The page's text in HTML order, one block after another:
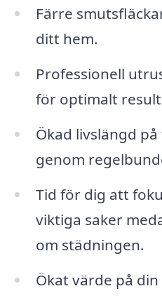
Färre
ditt hem.
Professionell
för optimalt
Ökad livslängd
genom
Tid för dig att
viktiga saker
om städningen.
Ökat värde på